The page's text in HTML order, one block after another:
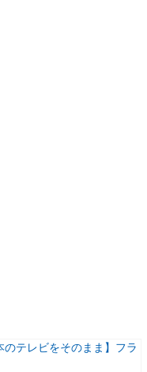
のテレビをそのまま】フラ